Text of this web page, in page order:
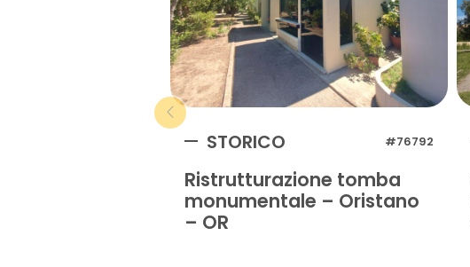
STORICO #76792
Ristrutturazione tomba
monumentale – Oristano
– OR